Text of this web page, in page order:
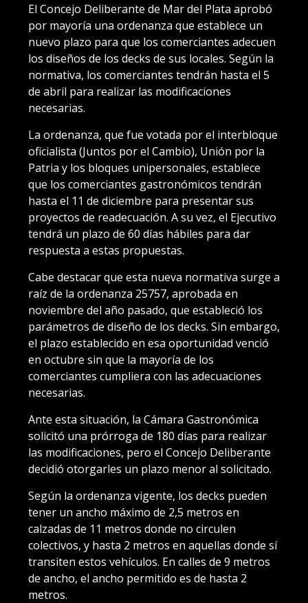
El Concejo Deliberante de Mar del Plata aprobó
por mayoría una ordenanza que establece un
nuevo plazo para que los comerciantes adecuen
los diseños de los decks de sus locales. Según la
normativa, los comerciantes tendrán hasta el 5
de abril para realizar las modificaciones
necesarias.
La ordenanza, que fue votada por el interbloque
oficialista (Juntos por el Cambio), Unión por la
Patria y los bloques unipersonales, establece
que los comerciantes gastronómicos tendrán
hasta el 11 de diciembre para presentar sus
proyectos de readecuación. A su vez, el Ejecutivo
tendrá un plazo de 60 días hábiles para dar
respuesta a estas propuestas.
Cabe destacar que esta nueva normativa surge a
raíz de la ordenanza 25757, aprobada en
noviembre del año pasado, que estableció los
parámetros de diseño de los decks. Sin embargo,
el plazo establecido en esa oportunidad venció
en octubre sin que la mayoría de los
comerciantes cumpliera con las adecuaciones
necesarias.
Ante esta situación, la Cámara Gastronómica
solicitó una prórroga de 180 días para realizar
las modificaciones, pero el Concejo Deliberante
decidió otorgarles un plazo menor al solicitado.
Según la ordenanza vigente, los decks pueden
tener un ancho máximo de 2,5 metros en
calzadas de 11 metros donde no circulen
colectivos, y hasta 2 metros en aquellas donde sí
transiten estos vehículos. En calles de 9 metros
de ancho, el ancho permitido es de hasta 2
metros.